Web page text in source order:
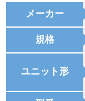
メーカー
規格
ユニット形